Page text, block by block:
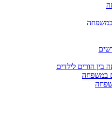
במשפחה
בין הורים לילדים
במשפחה